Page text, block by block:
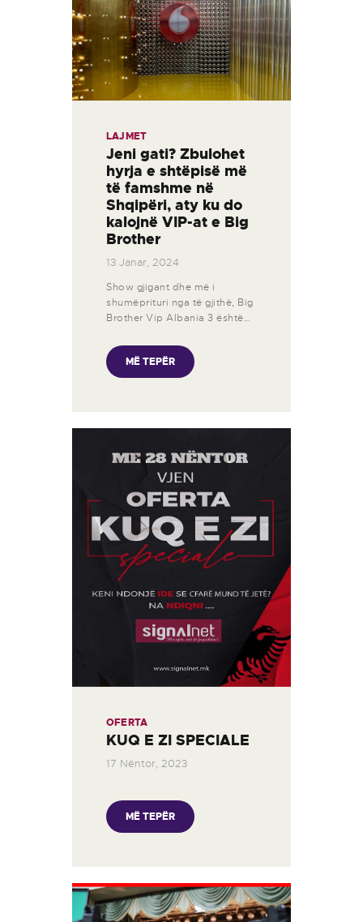
LAJMET
Jeni gati? Zbulohet
hyrja e shtëpisë më
të famshme në
Shqipëri, aty ku do
kalojnë VIP-at e Big
Brother
13 Janar, 2024
Show gjigant dhe më i
shumëprituri nga të gjithë, Big
Brother Vip Albania 3 është…
MË TEPËR
OFERTA
KUQ E ZI SPECIALE
17 Nëntor, 2023
MË TEPËR